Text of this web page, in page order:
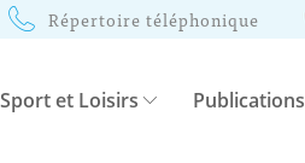
Répertoire téléphonique
et Loisirs Publications